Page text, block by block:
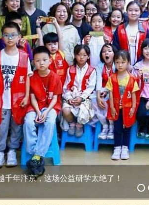
年汴京，这场公益研学太绝了！